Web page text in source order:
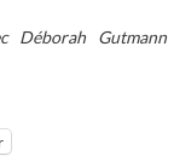
Déborah